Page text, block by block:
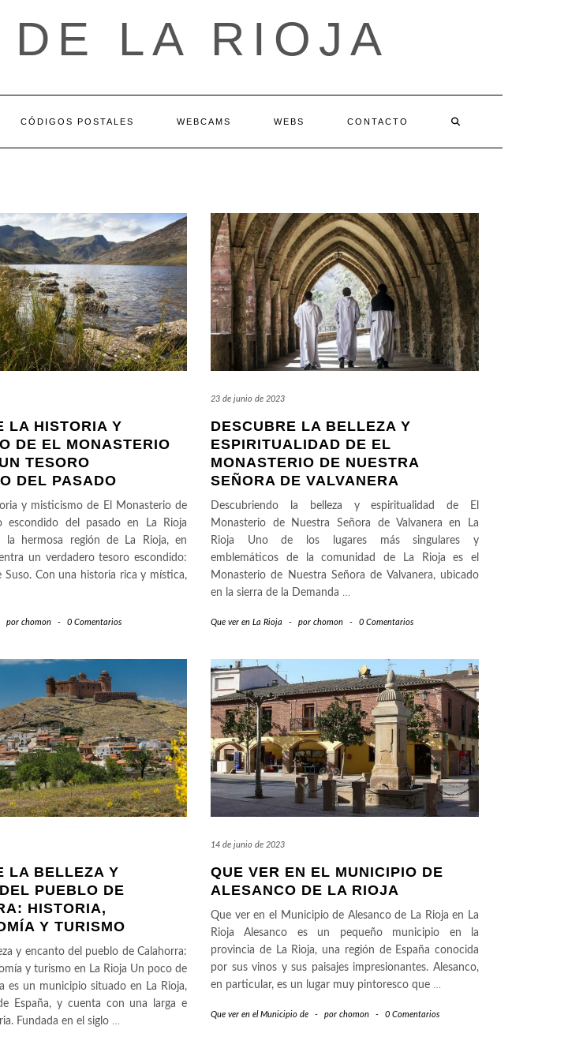
DE LA RIOJA
CÓDIGOS POSTALES WEBCAMS WEBS CONTACTO
LA HISTORIA Y
DE EL MONASTERIO
TESORO
DEL PASADO
y misticismo de El Monasterio de
escondido del pasado en La Rioja
la hermosa región de La Rioja, en
un verdadero tesoro escondido:
Suso. Con una historia rica y mística,
por chomon - 0 Comentarios
23 de junio de 2023
DESCUBRE LA BELLEZA Y
ESPIRITUALIDAD DE EL
MONASTERIO DE NUESTRA
SEÑORA DE VALVANERA
Descubriendo la belleza y espiritualidad de El
Monasterio de Nuestra Señora de Valvanera en La
Rioja Uno de los lugares más singulares y
emblemáticos de la comunidad de La Rioja es el
Monasterio de Nuestra Señora de Valvanera, ubicado
en la sierra de la Demanda …
Que ver en La Rioja - por chomon - 0 Comentarios
LA BELLEZA Y
PUEBLO DE
HISTORIA,
Y TURISMO
y encanto del pueblo de Calahorra:
y turismo en La Rioja Un poco de
es un municipio situado en La Rioja,
España, y cuenta con una larga e
Fundada en el siglo …
14 de junio de 2023
QUE VER EN EL MUNICIPIO DE
ALESANCO DE LA RIOJA
Que ver en el Municipio de Alesanco de La Rioja en La
Rioja Alesanco es un pequeño municipio en la
provincia de La Rioja, una región de España conocida
por sus vinos y sus paisajes impresionantes. Alesanco,
en particular, es un lugar muy pintoresco que …
Que ver en el Municipio de - por chomon - 0 Comentarios